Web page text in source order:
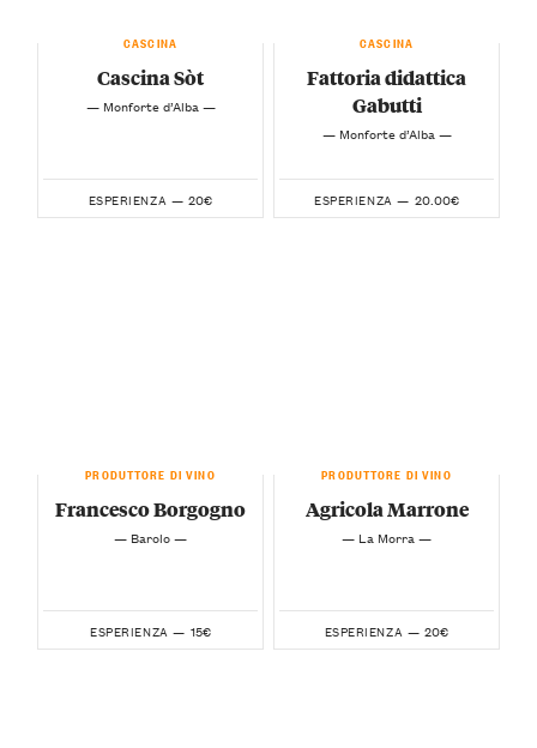
CASCINA
Cascina Sòt
— Monforte d’Alba —
ESPERIENZA — 20€
CASCINA
Fattoria didattica
Gabutti
— Monforte d’Alba —
ESPERIENZA — 20.00€
PRODUTTORE DI VINO
Francesco Borgogno
— Barolo —
ESPERIENZA — 15€
PRODUTTORE DI VINO
Agricola Marrone
— La Morra —
ESPERIENZA — 20€